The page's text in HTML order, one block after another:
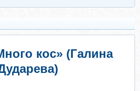
кос» (Галина